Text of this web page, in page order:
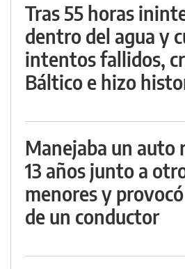
Tras 55 horas
dentro del agua y
intentos fallidos,
Báltico e hizo
Manejaba un auto
13 años junto a
menores y
de un conductor